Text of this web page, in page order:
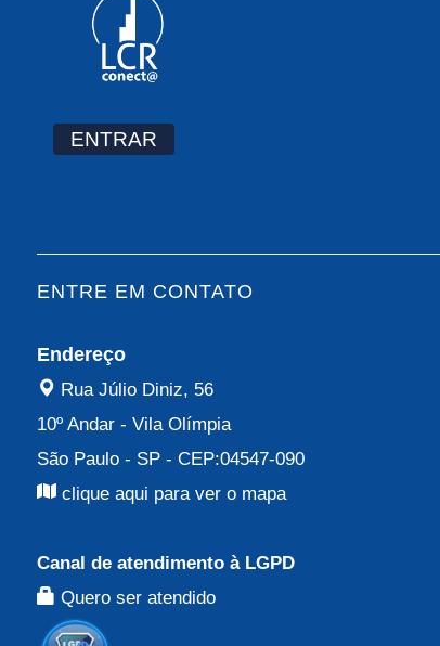
ENTRAR
ENTRE EM CONTATO
Endereço
Rua Júlio Diniz, 56
10º Andar- Vila Olímpia
São Paulo - SP- CEP:04547-090
clique aqui para ver o mapa
Canal de atendimento à LGPD
Quero ser atendido